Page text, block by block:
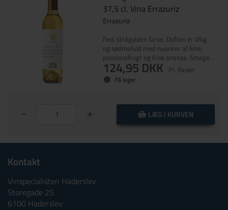
37,5 cl, Vina Errazuriz
Errazuriz
Fed, strågylden farve. Duften er liflig
og sødmefuld med nuancer af lime,
passionsfrugt og frisk ananas. Smagen
domineres af citrusfrugter og
akaciehonning. Velafbalanceret
frugtsyre. En rigtig lækkerbidsken for
124,95 DKK Pr. flaske
På lager
- + LÆG I KURVEN
Kontakt
Vinspecialisten Haderslev
Storegade 25
6100 Haderslev